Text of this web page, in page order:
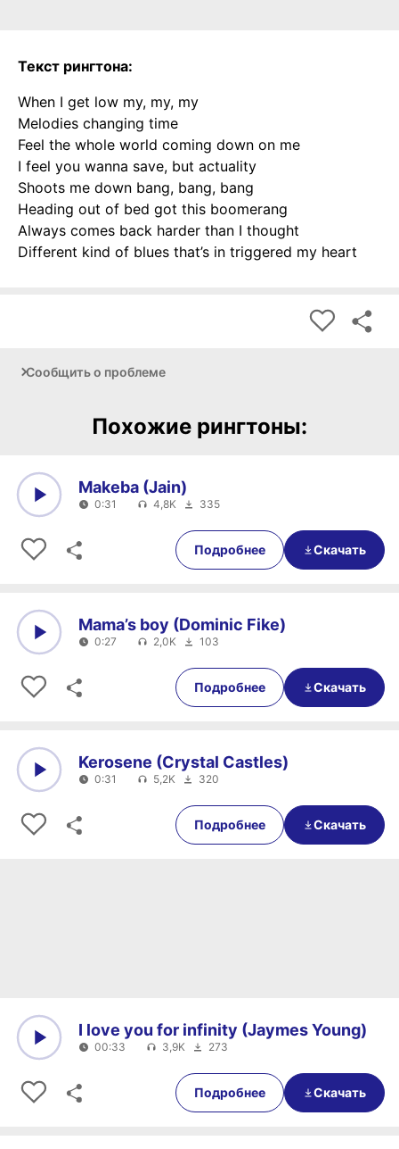
Текст рингтона:
When I get low my, my, my
Melodies changing time
Feel the whole world coming down on me
I feel you wanna save, but actuality
Shoots me down bang, bang, bang
Heading out of bed got this boomerang
Always comes back harder than I thought
Different kind of blues that’s in triggered my heart
Сообщить о проблеме
Похожие рингтоны:
0:31
Makeba (Jain)
0:31 4,8K 335
Подробнее Скачать
0:27
Mama’s boy (Dominic Fike)
0:27 2,0K 103
Подробнее Скачать
0:31
Kerosene (Crystal Castles)
0:31 5,2K 320
Подробнее Скачать
00:33
I love you for infinity (Jaymes Young)
00:33 3,9K 273
Подробнее Скачать